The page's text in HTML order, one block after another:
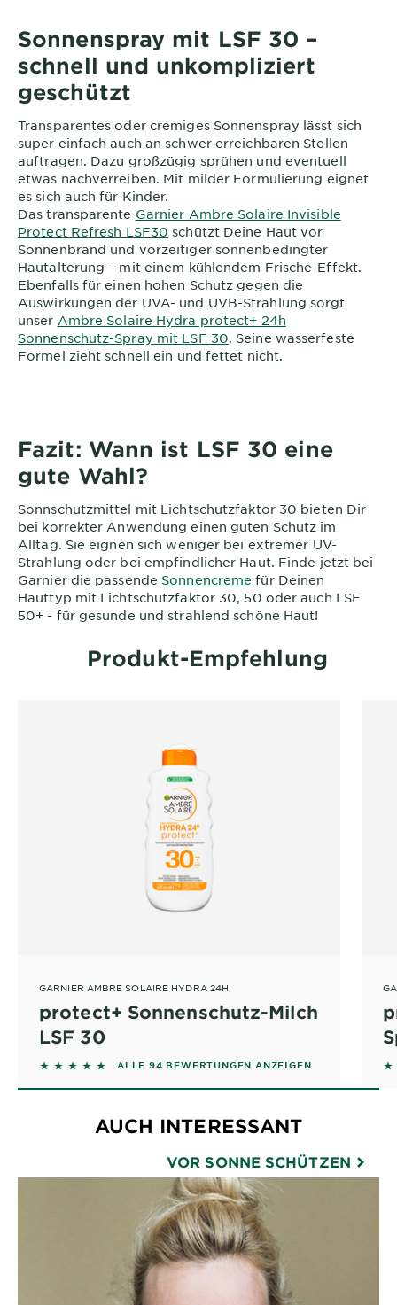
Sonnenspray mit LSF 30 –
schnell und unkompliziert
geschützt
Transparentes oder cremiges Sonnenspray lässt sich
super einfach auch an schwer erreichbaren Stellen
auftragen. Dazu großzügig sprühen und eventuell
etwas nachverreiben. Mit milder Formulierung eignet
es sich auch für Kinder.
Das transparente Garnier Ambre Solaire Invisible
Protect Refresh LSF30 schützt Deine Haut vor
Sonnenbrand und vorzeitiger sonnenbedingter
Hautalterung – mit einem kühlendem Frische-Effekt.
Ebenfalls für einen hohen Schutz gegen die
Auswirkungen der UVA- und UVB-Strahlung sorgt
unser Ambre Solaire Hydra protect+ 24h
Sonnenschutz-Spray mit LSF 30 . Seine wasserfeste
Formel zieht schnell ein und fettet nicht.
Fazit: Wann ist LSF 30 eine
gute Wahl?
Sonnschutzmittel mit Lichtschutzfaktor 30 bieten Dir
bei korrekter Anwendung einen guten Schutz im
Alltag. Sie eignen sich weniger bei extremer UV-
Strahlung oder bei empfindlicher Haut. Finde jetzt bei
Garnier die passende Sonnencreme für Deinen
Hauttyp mit Lichtschutzfaktor 30, 50 oder auch LSF
50+ - für gesunde und strahlend schöne Haut!
Produkt-Empfehlung
GARNIER AMBRE SOLAIRE HYDRA 24H
protect+ Sonnenschutz-Milch
LSF 30
4.6702 out of 5 stars based on reviews
ALLE 94 BEWERTUNGEN ANZEIGEN
AUCH INTERESSANT
VOR SONNE SCHÜTZEN